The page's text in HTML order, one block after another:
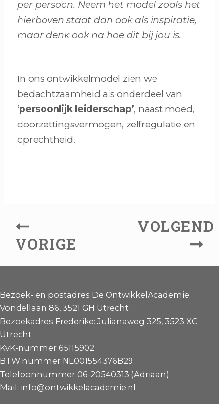
per persoon. Neem het model zoals het
hierboven staat dan ook als inspiratie,
maar denk ook na hoe dit bij jou is.
In ons ontwikkelmodel zien we
bedachtzaamheid als onderdeel van
‘persoonlijk leiderschap’, naast moed,
doorzettingsvermogen, zelfregulatie en
oprechtheid.
VORIGE
Bezoek- en postadres De OntwikkelAcademie:
Vondellaan 86, 3521 GH Utrecht
Bezoekadres Frederike: Julianaweg 325, 3523 XC
Utrecht
KvK-nummer 65115902
BTW nummer NL001554376B29
Telefoonnummer 06-20540313 (Adriaan)
Mail: info@ontwikkelacademie.nl